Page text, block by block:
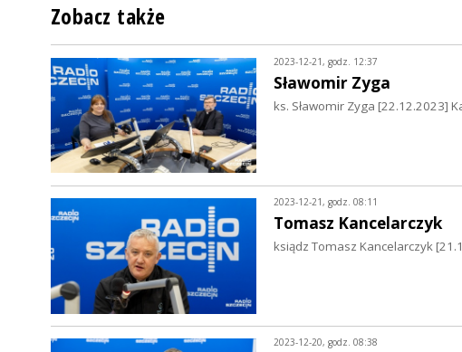
Zobacz także
2023-12-21, godz. 12:37
Sławomir Zyga
ks. Sławomir Zyga [22.12.2023]
2023-12-21, godz. 08:11
Tomasz Kancelarczyk
ksiądz Tomasz Kancelarczyk
2023-12-20, godz. 08:38